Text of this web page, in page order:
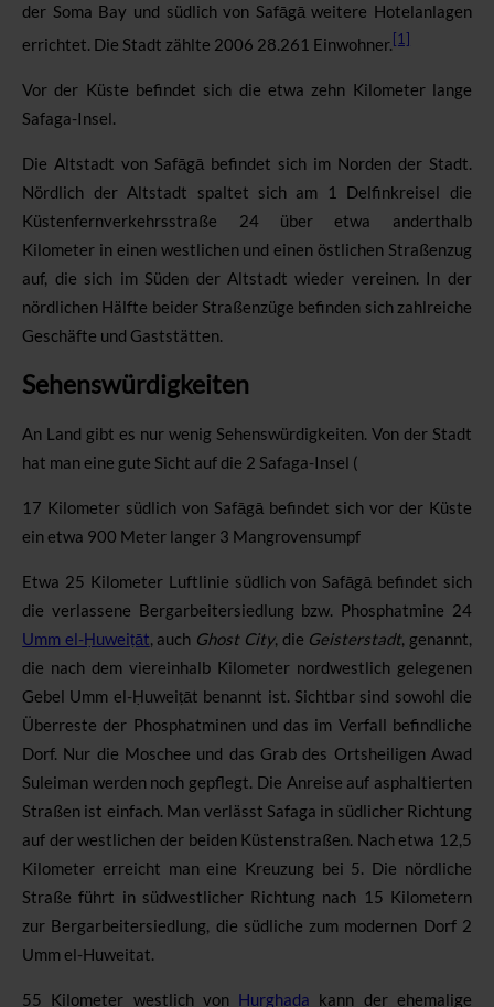
der Soma Bay und südlich von Safāgā weitere Hotelanlagen
errichtet. Die Stadt zählte 2006 28.261 Einwohner. [1]
Vor der Küste befindet sich die etwa zehn Kilometer lange
Safaga-Insel.
Die Altstadt von Safāgā befindet sich im Norden der Stadt.
Nördlich der Altstadt spaltet sich am
1 Delfinkreisel die
Küstenfernverkehrsstraße 24 über etwa anderthalb
Kilometer in einen westlichen und einen östlichen Straßenzug
auf, die sich im Süden der Altstadt wieder vereinen. In der
nördlichen Hälfte beider Straßenzüge befinden sich zahlreiche
Geschäfte und Gaststätten.
Sehenswürdigkeiten
An Land gibt es nur wenig Sehenswürdigkeiten. Von der Stadt
hat man eine gute Sicht auf die 2 Safaga-Insel (
17 Kilometer südlich von Safāgā befindet sich vor der Küste
ein etwa 900 Meter langer 3 Mangrovensumpf
Etwa 25 Kilometer Luftlinie südlich von Safāgā befindet sich
die verlassene Bergarbeitersiedlung bzw. Phosphatmine 24
Umm el-Ḥuweiṭāt, auch Ghost City, die Geisterstadt, genannt,
die nach dem viereinhalb Kilometer nordwestlich gelegenen
Gebel Umm el-Ḥuweiṭāt benannt ist. Sichtbar sind sowohl die
Überreste der Phosphatminen und das im Verfall befindliche
Dorf. Nur die Moschee und das Grab des Ortsheiligen Awad
Suleiman werden noch gepflegt. Die Anreise auf asphaltierten
Straßen ist einfach. Man verlässt Safaga in südlicher Richtung
auf der westlichen der beiden Küstenstraßen. Nach etwa 12,5
Kilometer erreicht man eine Kreuzung bei 5. Die nördliche
Straße führt in südwestlicher Richtung nach 15 Kilometern
zur Bergarbeitersiedlung, die südliche zum modernen Dorf 2
Umm el-Huweitat.
55 Kilometer westlich von Hurghada kann der ehemalige